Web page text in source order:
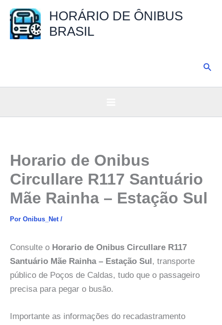
para
HORÁRIO DE ÔNIBUS
BRASIL
Horario de Onibus
Circullare R117 Santuário
Mãe Rainha – Estação Sul
Por Onibus_Net /
Consulte o Horario de Onibus Circullare R117
Santuário Mãe Rainha – Estação Sul, transporte
público de Poços de Caldas, tudo que o passageiro
precisa para pegar o busão.
Importante as informações do recadastramento